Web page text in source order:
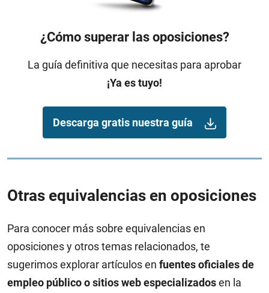
¿Cómo superar las oposiciones?
La guía definitiva que necesitas para aprobar
¡Ya es tuyo!
Descarga gratis nuestra guía
Otras equivalencias en oposiciones
Para conocer más sobre equivalencias en
oposiciones y otros temas relacionados, te
sugerimos explorar artículos en fuentes oficiales de
empleo público o sitios web especializadosen la